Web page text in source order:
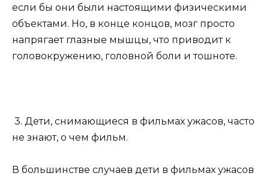
если бы они были настоящими физическими
объектами. Но, в конце концов, мозг просто
напрягает глазные мышцы, что приводит к
головокружению, головной боли и тошноте.
3. Дети, снимающиеся в фильмах ужасов, часто
не знают, о чем фильм.
В большинстве случаев дети в фильмах ужасов